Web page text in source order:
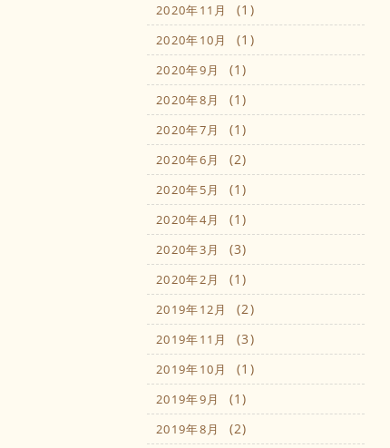
2020年11月 (1)
2020年10月 (1)
2020年9月 (1)
2020年8月 (1)
2020年7月 (1)
2020年6月 (2)
2020年5月 (1)
2020年4月 (1)
2020年3月 (3)
2020年2月 (1)
2019年12月 (2)
2019年11月 (3)
2019年10月 (1)
2019年9月 (1)
2019年8月 (2)